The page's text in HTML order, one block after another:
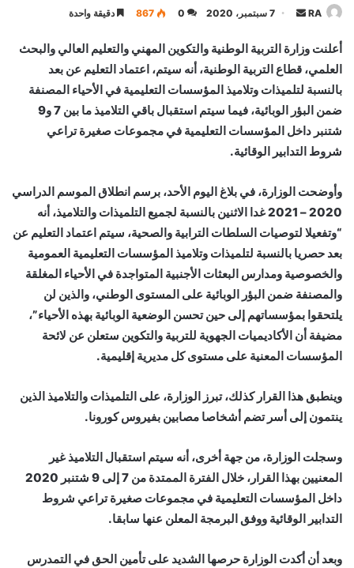
RA
أرسل
إلكترونيا
7 سبتمبر، 2020 0
867 دقيقة واحدة
أعلنت وزارة التربية الوطنية والتكوين المهني والتعليم العالي والبحث
العلمي، قطاع التربية الوطنية، أنه سيتم، اعتماد التعليم عن بعد
بالنسبة لتلميذات وتلاميذ المؤسسات التعليمية في الأحياء المصنفة
ضمن البؤر الوبائية، فيما سيتم استقبال باقي التلاميذ ما بين 7 و9
شتنبر داخل المؤسسات التعليمية في مجموعات صغيرة تراعي
شروط التدابير الوقائية.
وأوضحت الوزارة، في بلاغ اليوم الأحد، برسم انطلاق الموسم الدراسي
2020 – 2021 غدا الاثنين بالنسبة لجميع التلميذات والتلاميذ، أنه
“وتفعيلا لتوصيات السلطات الترابية والصحية، سيتم اعتماد التعليم عن
بعد حصريا بالنسبة لتلميذات وتلاميذ المؤسسات التعليمية العمومية
والخصوصية ومدارس البعثات الأجنبية المتواجدة في الأحياء المغلقة
والمصنفة ضمن البؤر الوبائية على المستوى الوطني، والذين لن
يلتحقوا بمؤسساتهم إلى حين تحسن الوضعية الوبائية بهذه الأحياء”،
مضيفة أن الأكاديميات الجهوية للتربية والتكوين ستعلن عن لائحة
المؤسسات المعنية على مستوى كل مديرية إقليمية.
وينطبق هذا القرار كذلك، تبرز الوزارة، على التلميذات والتلاميذ الذين
ينتمون إلى أسر تضم أشخاصا مصابين بفيروس كورونا.
وسجلت الوزارة، من جهة أخرى، أنه سيتم استقبال التلاميذ غير
المعنيين بهذا القرار، خلال الفترة الممتدة من 7 إلى 9 شتنبر 2020
داخل المؤسسات التعليمية في مجموعات صغيرة تراعي شروط
التدابير الوقائية ووفق البرمجة المعلن عنها سابقا.
وبعد أن أكدت الوزارة حرصها الشديد على تأمين الحق في التمدرس